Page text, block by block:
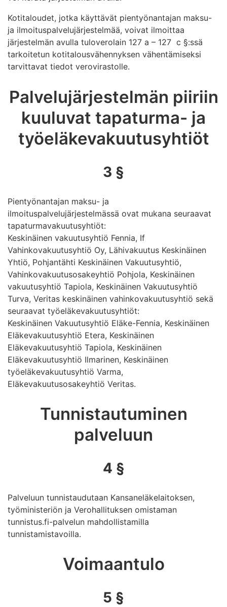
Kotitaloudet, jotka käyttävät pientyönantajan maksu-
ja ilmoituspalvelujärjestelmää, voivat ilmoittaa
järjestelmän avulla tuloverolain 127 a – 127 c §:ssä
tarkoitetun kotitalousvähennyksen vähentämiseksi
tarvittavat tiedot verovirastolle.
Palvelujärjestelmän piiriin
kuuluvat tapaturma- ja
työeläkevakuutusyhtiöt
3 §
Pientyönantajan maksu- ja
ilmoituspalvelujärjestelmässä ovat mukana seuraavat
tapaturmavakuutusyhtiöt:
Keskinäinen vakuutusyhtiö Fennia, If
Vahinkovakuutusyhtiö Oy, Lähivakuutus Keskinäinen
Yhtiö, Pohjantähti Keskinäinen Vakuutusyhtiö,
Vahinkovakuutusosakeyhtiö Pohjola, Keskinäinen
vakuutusyhtiö Tapiola, Keskinäinen Vakuutusyhtiö
Turva, Veritas keskinäinen vahinkovakuutusyhtiö sekä
seuraavat työeläkevakuutusyhtiöt:
Keskinäinen Vakuutusyhtiö Eläke-Fennia, Keskinäinen
Eläkevakuutusyhtiö Etera, Keskinäinen
Eläkevakuutusyhtiö Tapiola, Keskinäinen
Eläkevakuutusyhtiö Ilmarinen, Keskinäinen
työeläkevakuutusyhtiö Varma,
Eläkevakuutusosakeyhtiö Veritas.
Tunnistautuminen
palveluun
4 §
Palveluun tunnistaudutaan Kansaneläkelaitoksen,
työministeriön ja Verohallituksen omistaman
tunnistus.fi-palvelun mahdollistamilla
tunnistamistavoilla.
Voimaantulo
5 §